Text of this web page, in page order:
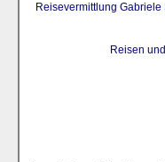
Reisevermittlung
Reisen